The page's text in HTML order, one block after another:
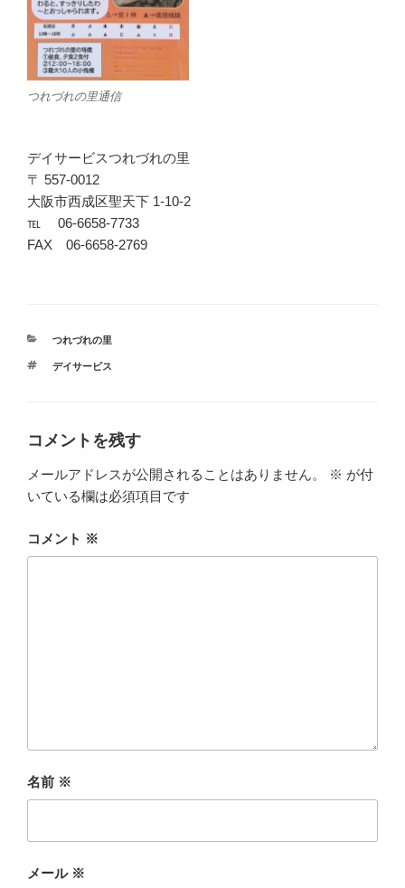
つれづれの里通信
デイサービスつれづれの里
〒 557-0012
大阪市西成区聖天下 1-10-2
℡ 06-6658-7733
FAX 06-6658-2769
カ
ゴ
つれづれの里
タ
デイサービス
コメントを残す
メールアドレスが公開されることはありません。 ※ が付
いている欄は必須項目です
コメント ※
名前 ※
メール ※